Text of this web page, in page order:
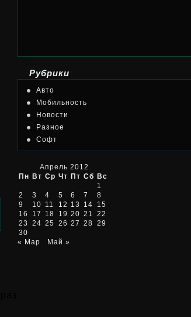
Рубрики
Авто
Мобильность
Новости
Разное
Софт
Апрель 2012
Пн Вт Ср Чт Пт Сб Вс
1
2
3 4 5 6 7
8
9
10 11 12 13 14
15
16
17 18 19 20 21
22
23
24 25 26 27 28 29
30
« Мар
Май »